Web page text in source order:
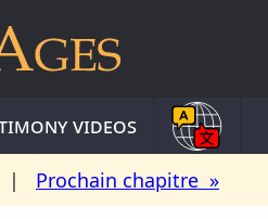
videos
| Prochain chapitre »